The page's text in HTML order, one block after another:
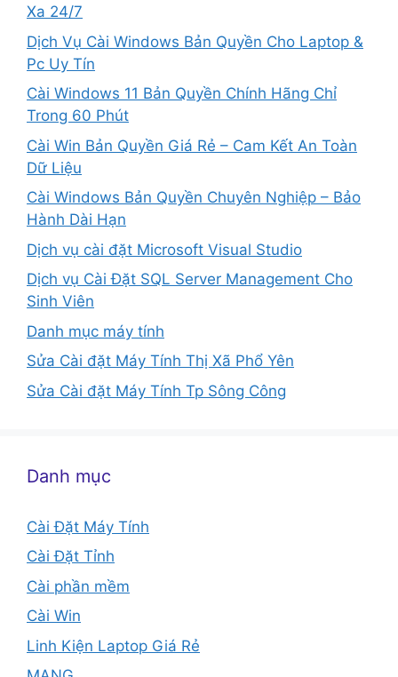
Xa 24/7
Dịch Vụ Cài Windows Bản Quyền Cho Laptop &
Pc Uy Tín
Cài Windows 11 Bản Quyền Chính Hãng Chỉ
Trong 60 Phút
Cài Win Bản Quyền Giá Rẻ – Cam Kết An Toàn
Dữ Liệu
Cài Windows Bản Quyền Chuyên Nghiệp – Bảo
Hành Dài Hạn
Dịch vụ cài đặt Microsoft Visual Studio
Dịch vụ Cài Đặt SQL Server Management Cho
Sinh Viên
Danh mục máy tính
Sửa Cài đặt Máy Tính Thị Xã Phổ Yên
Sửa Cài đặt Máy Tính Tp Sông Công
Danh mục
Cài Đặt Máy Tính
Cài Đặt Tỉnh
Cài phần mềm
Cài Win
Linh Kiện Laptop Giá Rẻ